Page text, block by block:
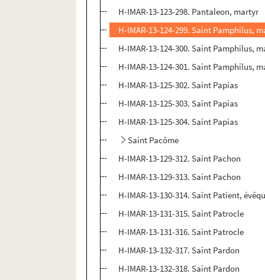
H-IMAR-13-123-298. Pantaleon, martyr
H-IMAR-13-124-299. Saint Pamphilus,
H-IMAR-13-124-300. Saint Pamphilus,
H-IMAR-13-124-301. Saint Pamphilus,
H-IMAR-13-125-302. Saint Papias
H-IMAR-13-125-303. Saint Papias
H-IMAR-13-125-304. Saint Papias
Saint Pacôme
H-IMAR-13-129-312. Saint Pachon
H-IMAR-13-129-313. Saint Pachon
H-IMAR-13-130-314. Saint Patient,
H-IMAR-13-131-315. Saint Patrocle
H-IMAR-13-131-316. Saint Patrocle
H-IMAR-13-132-317. Saint Pardon
H-IMAR-13-132-318. Saint Pardon